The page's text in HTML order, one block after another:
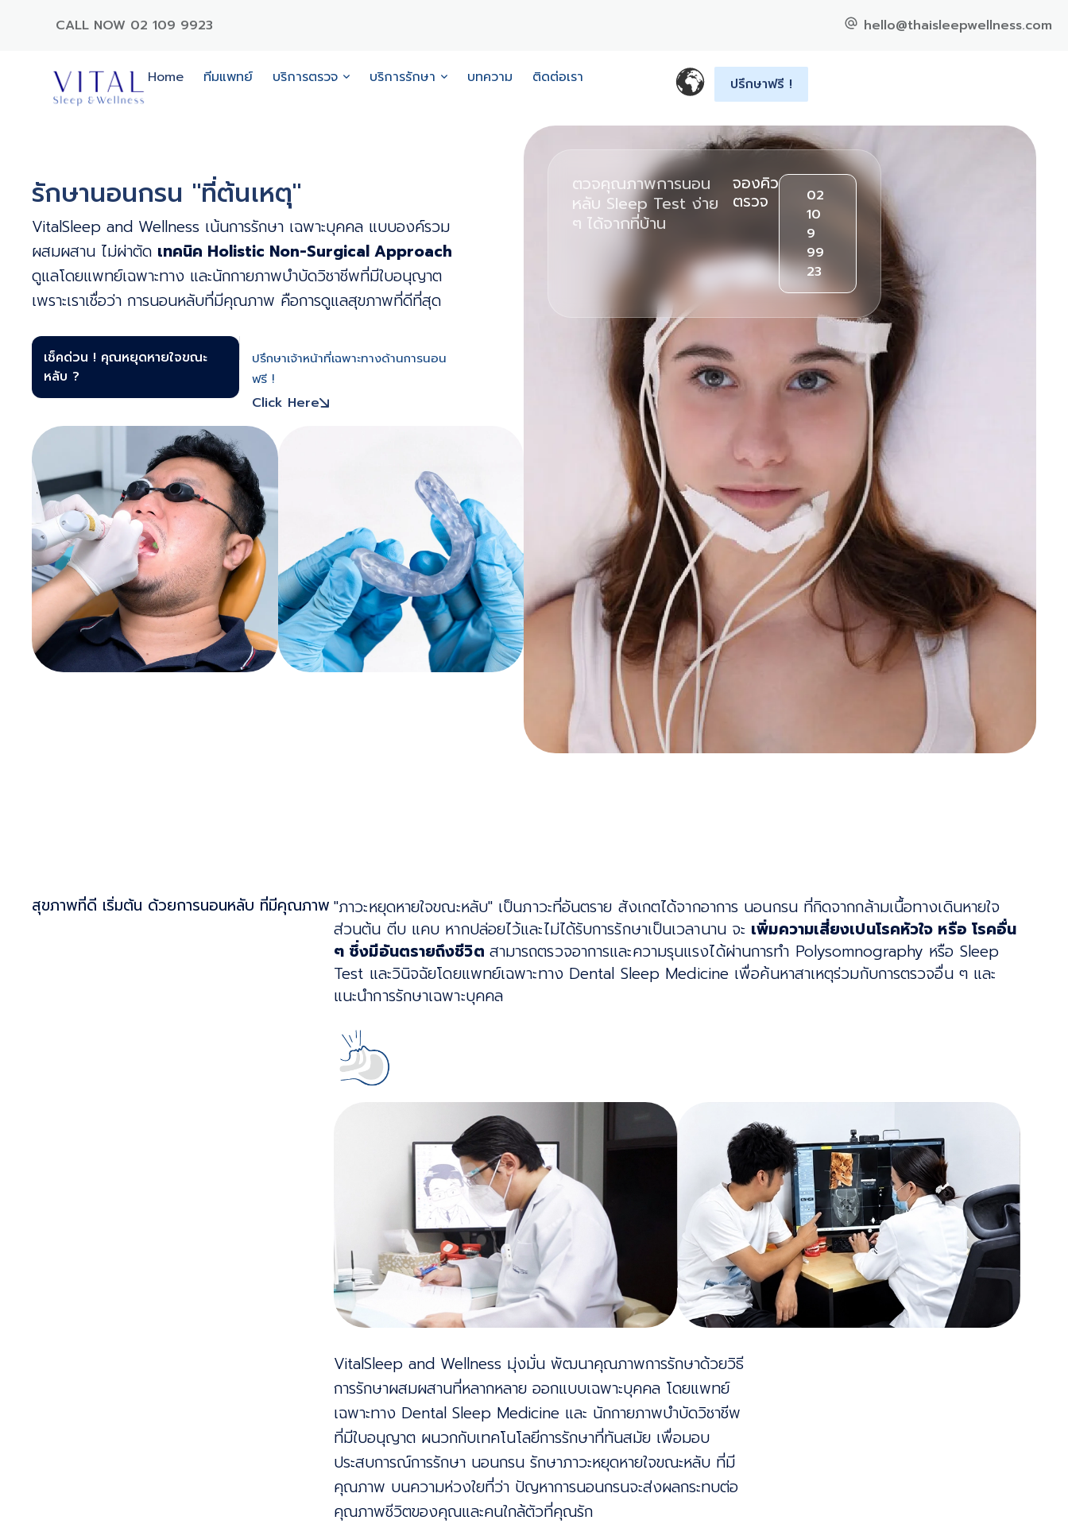
CALL NOW 02 109 9923 hello@thaisleepwellness.com
Home ทีมแพทย์ บริการตรวจ บริการรักษา บทความ ติดต่อเรา ปรึกษาฟรี !
รักษานอนกรน "ที่ต้นเหตุ"
VitalSleep and Wellness เน้นการรักษา เฉพาะบุคคล แบบองค์รวม
ผสมผสาน ไม่ผ่าตัด เทคนิค Holistic Non-Surgical Approach
ดูแลโดยแพทย์เฉพาะทาง และนักกายภาพบําบัดวิชาชีพที่มีใบอนุญาต
เพราะเราเชื่อว่า การนอนหลับที่มีคุณภาพ คือการดูแลสุขภาพที่ดีที่สุด
เช็คด่วน ! คุณหยุดหายใจขณะ
หลับ ?
ปรึกษาเจ้าหน้าที่เฉพาะทางด้านการนอน
ฟรี !
Click Here
ตวจคุณภาพการนอน
หลับ Sleep Test ง่าย
ๆ ได้จากที่บ้าน
จองคิว
ตรวจ
02
10
9
99
23
สุขภาพที่ดี เริ่มต้น ด้วยการนอนหลับ ที่มีคุณภาพ "ภาวะหยุดหายใจขณะหลับ" เป็นภาวะที่อันตราย สังเกตได้จากอาการ นอนกรน ที่กิดจากกล้ามเนื้อทางเดินหายใจ
ส่วนต้น ตีบ แคบ หากปล่อยไว้และไม่ได้รับการรักษาเป็นเวลานาน จะ เพิ่มความเสี่ยงเปนโรคหัวใจ หรือ โรคอื่น
ๆ ซึ่งมีอันตรายถึงชีวิต สามารถตรวจอาการและความรุนแรงได้ผ่านการทํา Polysomnography หรือ Sleep
Test และวินิจฉัยโดยแพทย์เฉพาะทาง Dental Sleep Medicine เพื่อค้นหาสาเหตุร่วมกับการตรวจอื่น ๆ และ
แนะนำการรักษาเฉพาะบุคคล
VitalSleep and Wellness มุ่งมั่น พัฒนาคุณภาพการรักษาด้วยวิธี
การรักษาผสมผสานที่หลากหลาย ออกแบบเฉพาะบุคคล โดยแพทย์
เฉพาะทาง Dental Sleep Medicine และ นักกายภาพบําบัดวิชาชีพ
ที่มีใบอนุญาต ผนวกกับเทคโนโลยีการรักษาที่ทันสมัย เพื่อมอบ
ประสบการณ์การรักษา นอนกรน รักษาภาวะหยุดหายใจขณะหลับ ที่มี
คุณภาพ บนความห่วงใยที่ว่า ปัญหาการนอนกรนจะส่งผลกระทบต่อ
คุณภาพชีวิตของคุณและคนใกล้ตัวที่คุณรัก